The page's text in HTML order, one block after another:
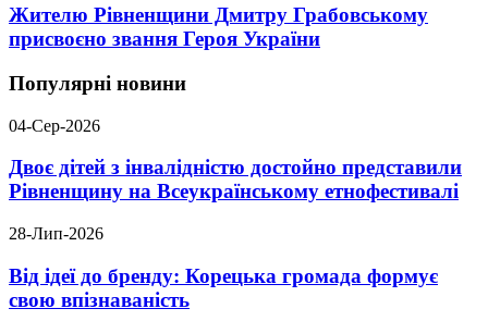
Жителю Рівненщини Дмитру Грабовському
присвоєно звання Героя України
Популярні новини
04-Сер-2026
Двоє дітей з інвалідністю достойно представили
Рівненщину на Всеукраїнському етнофестивалі
28-Лип-2026
Від ідеї до бренду: Корецька громада формує
свою впізнаваність